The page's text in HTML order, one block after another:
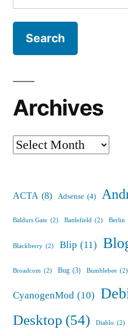
for:
Archives
Archives
ACTA (8) Adsense (4)
Baldurs Gate (2) Battlefield (2) Berlin
Blackberry (2) Blip (11)
Broadcom (2) Bug (3) Bumblebee (2)
CyanogenMod (10)
Desktop (54) Diablo (2)